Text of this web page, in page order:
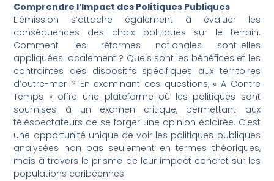
Comprendre l’Impact des Politiques Publiques
L’émission s’attache également à évaluer les
conséquences des choix politiques sur le terrain.
Comment les réformes nationales sont-elles
appliquées localement ? Quels sont les bénéfices et les
contraintes des dispositifs spécifiques aux territoires
d’outre-mer ? En examinant ces questions, « A Contre
Temps » offre une plateforme où les politiques sont
soumises à un examen critique, permettant aux
téléspectateurs de se forger une opinion éclairée. C’est
une opportunité unique de voir les politiques publiques
analysées non pas seulement en termes théoriques,
mais à travers le prisme de leur impact concret sur les
populations caribéennes.